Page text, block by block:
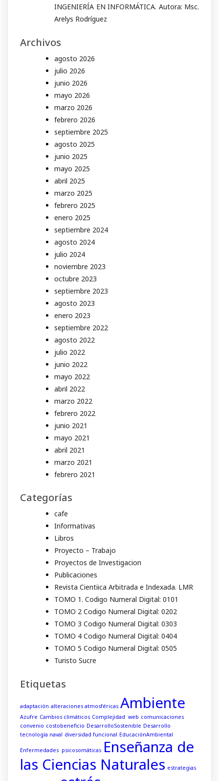
INGENIERÍA EN INFORMÁTICA. Autora: Msc.
Arelys Rodríguez
Archivos
agosto 2026
julio 2026
junio 2026
mayo 2026
marzo 2026
febrero 2026
septiembre 2025
agosto 2025
junio 2025
mayo 2025
abril 2025
marzo 2025
febrero 2025
enero 2025
septiembre 2024
agosto 2024
julio 2024
noviembre 2023
octubre 2023
septiembre 2023
agosto 2023
enero 2023
septiembre 2022
agosto 2022
julio 2022
junio 2022
mayo 2022
abril 2022
marzo 2022
febrero 2022
junio 2021
mayo 2021
abril 2021
marzo 2021
febrero 2021
Categorías
cafe
Informativas
Libros
Proyecto – Trabajo
Proyectos de Investigacion
Publicaciones
Revista Cientiica Arbitrada e Indexada. LMR
TOMO 1. Codigo Numeral Digital: 0101
TOMO 2 Codigo Numeral Digital: 0202
TOMO 3 Codigo Numeral Digital: 0303
TOMO 4 Codigo Numeral Digital: 0404
TOMO 5 Codigo Numeral Digital: 0505
Turisto Sucre
Etiquetas
adaptación alteraciones atmosféricas Ambiente
Azufre Cambios climáticos Complejidad web comunicaciones
convenio costobeneficio DesarrolloSostenible Desarrollo
tecnología naval diversidad funcional EducaciónAmbiental
Enfermedades psicosomáticas Enseñanza de
las Ciencias Naturales estrategias